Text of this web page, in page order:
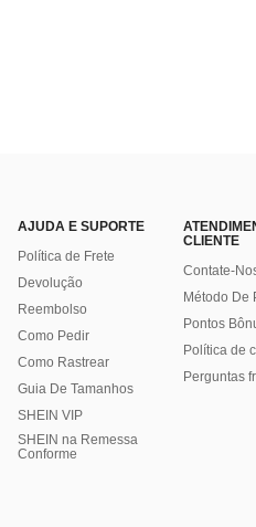
AJUDA E SUPORTE
Política de Frete
Devolução
Reembolso
Como Pedir
Como Rastrear
Guia De Tamanhos
SHEIN VIP
SHEIN na Remessa
Conforme
CLIENTE
Contate-
Método De
Pontos
Política de
Perguntas